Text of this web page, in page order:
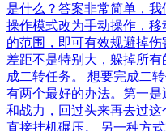
是什么？答案非常简单，
操作模式改为手动操作，
的范围，即可有效规避掉
差距不是特别大，躲掉所
成二转任务。 想要完成二
有两个最好的办法。第一
和战力，回过头来再去过
直接挂机碾压。 另一种方